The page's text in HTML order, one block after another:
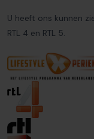
U heeft ons kunnen
RTL 4 en RTL 5.